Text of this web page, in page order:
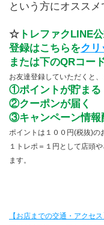
という方にオススメ
☆ トレファクLINE
登録はこちらをクリ
または下のQRコー
お友達登録していただくと
①ポイントが貯まる
②クーポンが届く
③キャンペーン情報
ポイントは１００円(税抜)の
１トレポ＝１円として店頭
ます。
【お店までの交通・アクセス